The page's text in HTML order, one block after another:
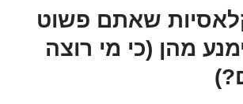
קלאסיות שאתם פשוט
מהן (כי מי רוצה